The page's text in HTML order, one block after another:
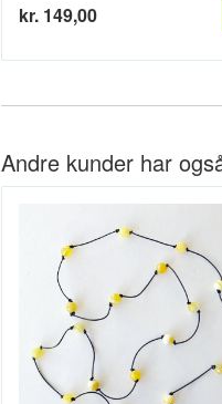
kr. 149,00
Andre kunder har